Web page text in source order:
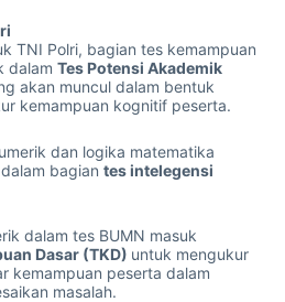
TNI Polri, bagian tes kemampuan
dalam Tes Potensi Akademik
akan muncul dalam bentuk
kemampuan kognitif peserta.
dan logika matematika
bagian tes intelegensi
dalam tes BUMN masuk
Dasar (TKD) untuk mengukur
kemampuan peserta dalam
masalah.